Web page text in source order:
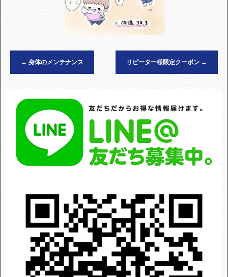
← 身体のメンテナンス リピーター様限定クーポン →